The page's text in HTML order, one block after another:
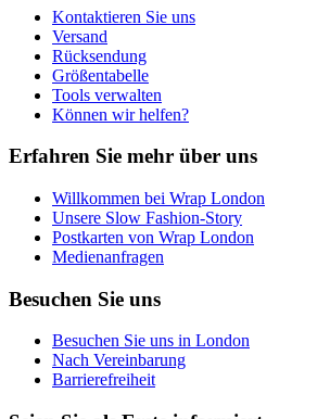
Kontaktieren Sie uns
Versand
Rücksendung
Größentabelle
Tools verwalten
Können wir helfen?
Erfahren Sie mehr über uns
Willkommen bei Wrap London
Unsere Slow Fashion-Story
Postkarten von Wrap London
Medienanfragen
Besuchen Sie uns
Besuchen Sie uns in London
Nach Vereinbarung
Barrierefreiheit